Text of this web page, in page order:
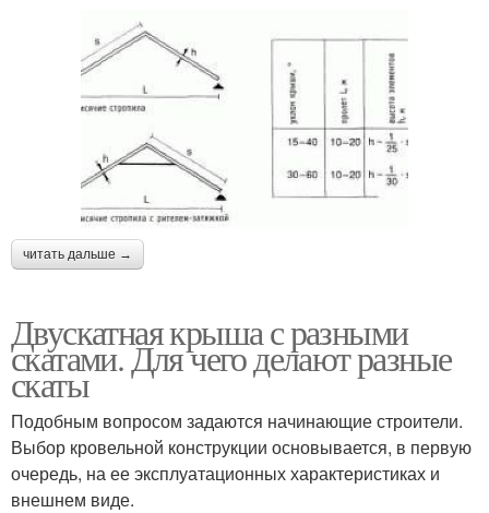
читать дальше →
Двускатная крыша с разными
скатами. Для чего делают разные
скаты
Подобным вопросом задаются начинающие строители.
Выбор кровельной конструкции основывается, в первую
очередь, на ее эксплуатационных характеристиках и
внешнем виде.